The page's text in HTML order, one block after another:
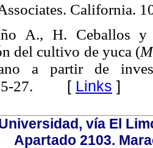
California.
A., H. Ceballos y
del cultivo de yuca (
a partir de
27. [ Links ]
vía El
Apartado 2103.